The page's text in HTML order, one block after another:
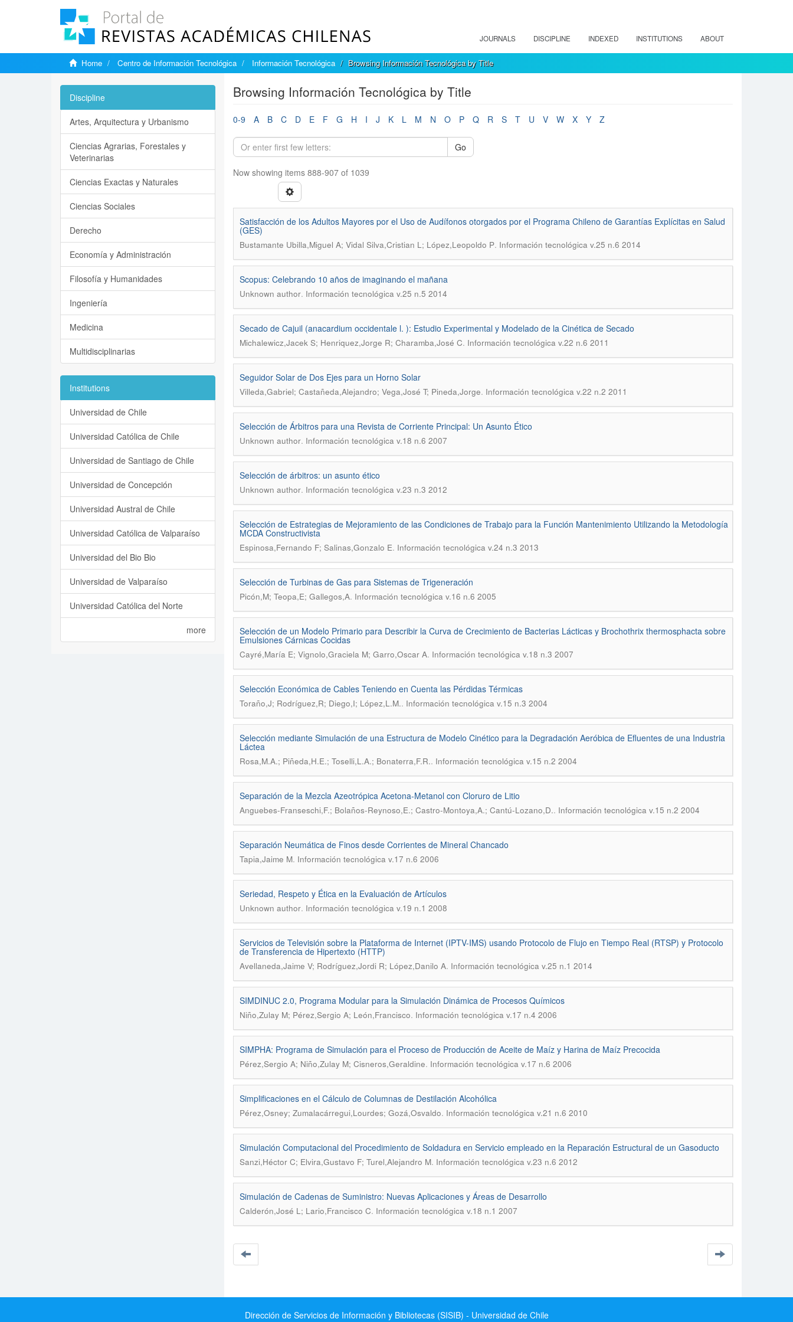
JOURNALS DISCIPLINE INDEXED INSTITUTIONS ABOUT
Home Centro de Información Tecnológica Información Tecnológica Browsing Información Tecnológica by Title
Browsing Información Tecnológica by Title
0-9 A B C D E F G H I J K L M N O P Q R S T U V W X Y Z
Go
Now showing items 888-907 of 1039
Satisfacción de los Adultos Mayores por el Uso de Audífonos otorgados por el Programa Chileno de Garantías Explícitas en Salud
(GES)
Bustamante Ubilla,Miguel A; Vidal Silva,Cristian L; López,Leopoldo P. Información tecnológica v.25 n.6 2014
Scopus: Celebrando 10 años de imaginando el mañana
Unknown author. Información tecnológica v.25 n.5 2014
Secado de Cajuil (anacardium occidentale l. ): Estudio Experimental y Modelado de la Cinética de Secado
Michalewicz,Jacek S; Henriquez,Jorge R; Charamba,José C. Información tecnológica v.22 n.6 2011
Seguidor Solar de Dos Ejes para un Horno Solar
Villeda,Gabriel; Castañeda,Alejandro; Vega,José T; Pineda,Jorge. Información tecnológica v.22 n.2 2011
Selección de Árbitros para una Revista de Corriente Principal: Un Asunto Ético
Unknown author. Información tecnológica v.18 n.6 2007
Selección de árbitros: un asunto ético
Unknown author. Información tecnológica v.23 n.3 2012
Selección de Estrategias de Mejoramiento de las Condiciones de Trabajo para la Función Mantenimiento Utilizando la Metodología
MCDA Constructivista
Espinosa,Fernando F; Salinas,Gonzalo E. Información tecnológica v.24 n.3 2013
Selección de Turbinas de Gas para Sistemas de Trigeneración
Picón,M; Teopa,E; Gallegos,A. Información tecnológica v.16 n.6 2005
Selección de un Modelo Primario para Describir la Curva de Crecimiento de Bacterias Lácticas y Brochothrix thermosphacta sobre
Emulsiones Cárnicas Cocidas
Cayré,María E; Vignolo,Graciela M; Garro,Oscar A. Información tecnológica v.18 n.3 2007
Selección Económica de Cables Teniendo en Cuenta las Pérdidas Térmicas
Toraño,J; Rodríguez,R; Diego,I; López,L.M.. Información tecnológica v.15 n.3 2004
Selección mediante Simulación de una Estructura de Modelo Cinético para la Degradación Aeróbica de Efluentes de una Industria
Láctea
Rosa,M.A.; Piñeda,H.E.; Toselli,L.A.; Bonaterra,F.R.. Información tecnológica v.15 n.2 2004
Separación de la Mezcla Azeotrópica Acetona-Metanol con Cloruro de Litio
Anguebes-Franseschi,F.; Bolaños-Reynoso,E.; Castro-Montoya,A.; Cantú-Lozano,D.. Información tecnológica v.15 n.2 2004
Separación Neumática de Finos desde Corrientes de Mineral Chancado
Tapia,Jaime M. Información tecnológica v.17 n.6 2006
Seriedad, Respeto y Ética en la Evaluación de Artículos
Unknown author. Información tecnológica v.19 n.1 2008
Servicios de Televisión sobre la Plataforma de Internet (IPTV-IMS) usando Protocolo de Flujo en Tiempo Real (RTSP) y Protocolo
de Transferencia de Hipertexto (HTTP)
Avellaneda,Jaime V; Rodríguez,Jordi R; López,Danilo A. Información tecnológica v.25 n.1 2014
SIMDINUC 2.0, Programa Modular para la Simulación Dinámica de Procesos Químicos
Niño,Zulay M; Pérez,Sergio A; León,Francisco. Información tecnológica v.17 n.4 2006
SIMPHA: Programa de Simulación para el Proceso de Producción de Aceite de Maíz y Harina de Maíz Precocida
Pérez,Sergio A; Niño,Zulay M; Cisneros,Geraldine. Información tecnológica v.17 n.6 2006
Simplificaciones en el Cálculo de Columnas de Destilación Alcohólica
Pérez,Osney; Zumalacárregui,Lourdes; Gozá,Osvaldo. Información tecnológica v.21 n.6 2010
Simulación Computacional del Procedimiento de Soldadura en Servicio empleado en la Reparación Estructural de un Gasoducto
Sanzi,Héctor C; Elvira,Gustavo F; Turel,Alejandro M. Información tecnológica v.23 n.6 2012
Simulación de Cadenas de Suministro: Nuevas Aplicaciones y Áreas de Desarrollo
Calderón,José L; Lario,Francisco C. Información tecnológica v.18 n.1 2007
Discipline
Artes, Arquitectura y Urbanismo
Ciencias Agrarias, Forestales y
Veterinarias
Ciencias Exactas y Naturales
Ciencias Sociales
Derecho
Economía y Administración
Filosofía y Humanidades
Ingeniería
Medicina
Multidisciplinarias
Institutions
Universidad de Chile
Universidad Católica de Chile
Universidad de Santiago de Chile
Universidad de Concepción
Universidad Austral de Chile
Universidad Católica de Valparaíso
Universidad del Bio Bio
Universidad de Valparaíso
Universidad Católica del Norte
more
Dirección de Servicios de Información y Bibliotecas (SISIB) - Universidad de Chile